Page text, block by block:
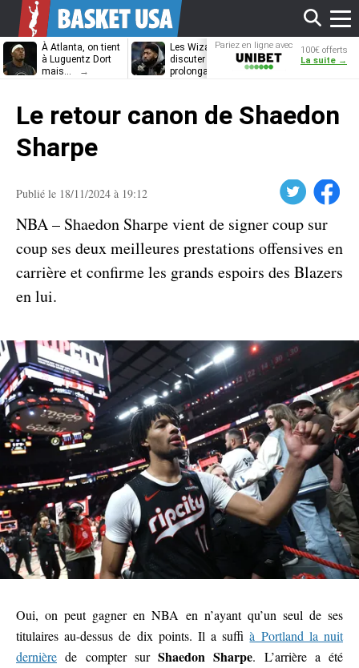
À Atlanta, on tient
à Luguentz Dort
mais…
Les Wizards vont
discuter
prolongation avec
Dennis
découvrira-t-il
Pariez en ligne avec
Unibet
100€ offerts
La suite →
Le retour canon de Shaedon
Sharpe
Publié le 18/11/2024 à 19:12 Facebook
NBA – Shaedon Sharpe vient de signer coup sur
coup ses deux meilleures prestations offensives en
carrière et confirme les grands espoirs des Blazers
en lui.
Oui, on peut gagner en NBA en n’ayant qu’un seul de ses
titulaires au-dessus de dix points. Il a suffià Portland la nuit
dernière de compter sur Shaedon Sharpe. L’arrière a été